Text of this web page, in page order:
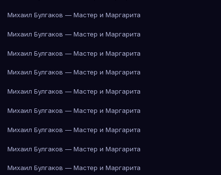
Михаил Булгаков — Мастер и Маргарита
Михаил Булгаков — Мастер и Маргарита
Михаил Булгаков — Мастер и Маргарита
Михаил Булгаков — Мастер и Маргарита
Михаил Булгаков — Мастер и Маргарита
Михаил Булгаков — Мастер и Маргарита
Михаил Булгаков — Мастер и Маргарита
Михаил Булгаков — Мастер и Маргарита
Михаил Булгаков — Мастер и Маргарита